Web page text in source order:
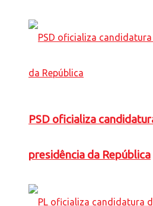
PSD oficializa
presidência da República